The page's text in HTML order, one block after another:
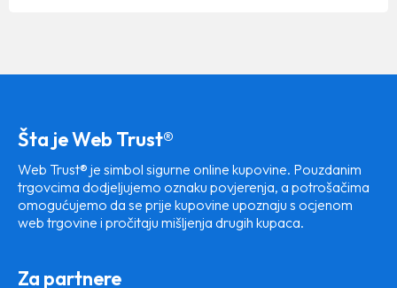
Šta je Web Trust®
Web Trust® je simbol sigurne online kupovine. Pouzdanim
trgovcima dodjeljujemo oznaku povjerenja, a potrošačima
omogućujemo da se prije kupovine upoznaju s ocjenom
web trgovine i pročitaju mišljenja drugih kupaca.
Za partnere